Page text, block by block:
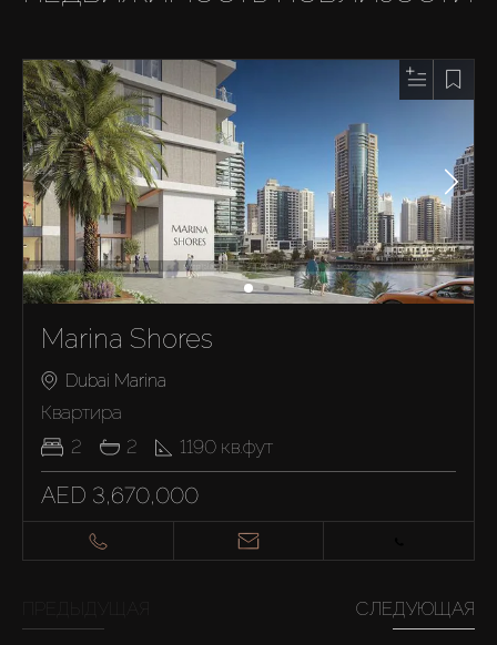
Marina Shores
Dubai Marina
Квартира
2
2 1190 кв.фут
AED 3,670,000
СЛЕДУЮЩАЯ